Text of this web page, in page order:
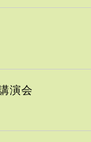
演会